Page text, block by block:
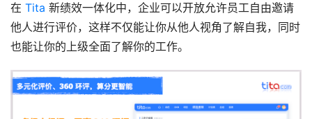
在 Tita 新绩效一体化中，企业可以开放允许员工自由邀请
他人进行评价，这样不仅能让你从他人视角了解自我，同时
也能让你的上级全面了解你的工作。